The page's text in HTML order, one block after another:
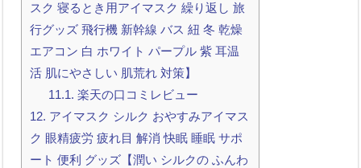
スク 寝るとき用アイマスク 繰り返し 旅
行グッズ 飛行機 新幹線 バス 紐 冬 乾燥
エアコン 白 ホワイト パープル 紫 耳温
活 肌にやさしい 肌荒れ 対策】
11.1. 楽天の口コミレビュー
12. アイマスク シルク おやすみアイマス
ク 眼精疲労 疲れ目 解消 快眠 睡眠 サポ
ート 便利 グッズ【潤い シルクの ふんわ